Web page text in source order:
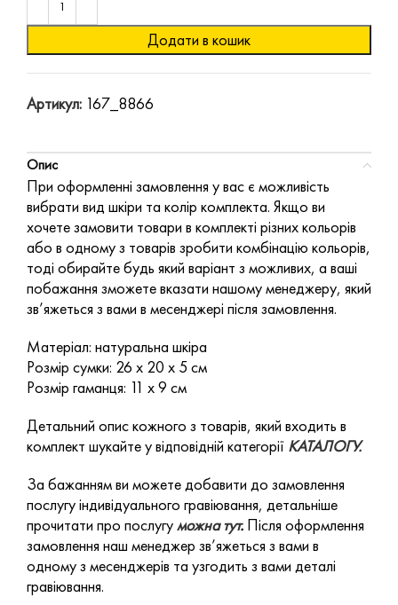
Додати в кошик
Артикул: 167_8866
Опис
При оформленні замовлення у вас є можливість
вибрати вид шкіри та колір комплекта. Якщо ви
хочете замовити товари в комплекті різних кольорів
або в одному з товарів зробити комбінацію кольорів,
тоді обирайте будь який варіант з можливих, а ваші
побажання зможете вказати нашому менеджеру, який
зв’яжеться з вами в месенджері після замовлення.
Матеріал: натуральна шкіра
Розмір сумки: 26 х 20 х 5 см
Розмір гаманця: 11 х 9 см
Детальний опис кожного з товарів, який входить в
комплект шукайте у відповідній категорії КАТАЛОГУ.
За бажанням ви можете добавити до замовлення
послугу індивідуального гравіювання, детальніше
прочитати про послугуможна тут. Після оформлення
замовлення наш менеджер зв’яжеться з вами в
одному з месенджерів та узгодить з вами деталі
гравіювання.